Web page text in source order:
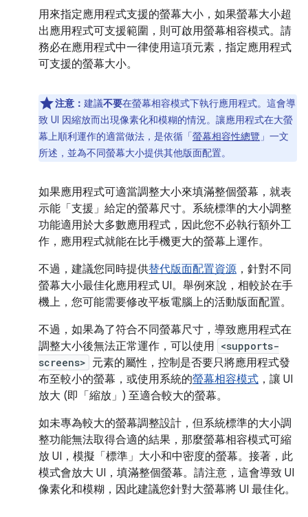
用來指定應用程式支援的螢幕大小，如果螢幕大小超
出應用程式可支援範圍，則可啟用螢幕相容模式。請
務必在應用程式中一律使用這項元素，指定應用程式
可支援的螢幕大小。
注意： 建議不要在螢幕相容模式下執行應用程式。這會導
致 UI 因縮放而出現像素化和模糊的情況。讓應用程式在大螢
幕上順利運作的適當做法，是依循「螢幕相容性總覽 」一文
所述，並為不同螢幕大小提供其他版面配置。
如果應用程式可適當調整大小來填滿整個螢幕，就表
示能「支援」給定的螢幕尺寸。系統標準的大小調整
功能適用於大多數應用程式，因此您不必執行額外工
作，應用程式就能在比手機更大的螢幕上運作。
不過，建議您同時提供替代版面配置資源 ，針對不同
螢幕大小最佳化應用程式 UI。舉例來說，相較於在手
機上，您可能需要修改平板電腦上的活動版面配置。
不過，如果為了符合不同螢幕尺寸，導致應用程式在
調整大小後無法正常運作，可以使用 <supports-
screens> 元素的屬性，控制是否要只將應用程式發
布至較小的螢幕，或使用系統的螢幕相容模式 ，讓 UI
放大 (即「縮放」) 至適合較大的螢幕。
如未專為較大的螢幕調整設計，但系統標準的大小調
整功能無法取得合適的結果，那麼螢幕相容模式可縮
放 UI，模擬「標準」 大小和中密度的螢幕。接著，此
模式會放大 UI，填滿整個螢幕。請注意，這會導致 UI
像素化和模糊，因此建議您針對大螢幕將 UI 最佳化。